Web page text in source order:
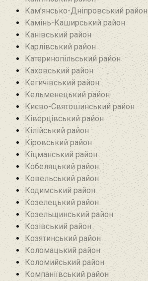
Кам’янсько-Дніпровський район‎
Камінь-Каширський район
Канівський район
Карлівський район
Катеринопільський район
Каховський район
Кегичівський район
Кельменецький район
Києво-Святошинський район
Ківерцівський район‎
Кілійський район
Кіровський район
Кіцманський район
Кобеляцький район‎
Ковельський район
Кодимський район
Козелецький район
Козельщинський район
Козівський район
Козятинський район
Коломацький район
Коломийський район
Компаніївський район